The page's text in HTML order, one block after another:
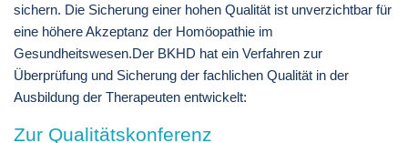
sichern. Die Sicherung einer hohen Qualität ist unverzichtbar für
eine höhere Akzeptanz der Homöopathie im
Gesundheitswesen.Der BKHD hat ein Verfahren zur
Überprüfung und Sicherung der fachlichen Qualität in der
Ausbildung der Therapeuten entwickelt:
Zur Qualitätskonferenz